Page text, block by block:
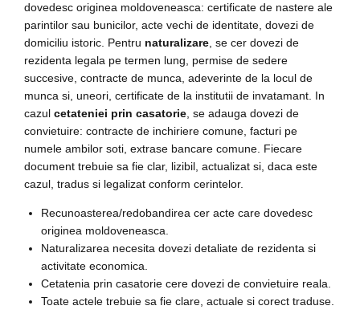
dovedesc originea moldoveneasca: certificate de nastere ale
parintilor sau bunicilor, acte vechi de identitate, dovezi de
domiciliu istoric. Pentru naturalizare , se cer dovezi de
rezidenta legala pe termen lung, permise de sedere
succesive, contracte de munca, adeverinte de la locul de
munca si, uneori, certificate de la institutii de invatamant. In
cazul cetateniei prin casatorie , se adauga dovezi de
convietuire: contracte de inchiriere comune, facturi pe
numele ambilor soti, extrase bancare comune. Fiecare
document trebuie sa fie clar, lizibil, actualizat si, daca este
cazul, tradus si legalizat conform cerintelor.
Recunoasterea/redobandirea cer acte care dovedesc
originea moldoveneasca.
Naturalizarea necesita dovezi detaliate de rezidenta si
activitate economica.
Cetatenia prin casatorie cere dovezi de convietuire reala.
Toate actele trebuie sa fie clare, actuale si corect traduse.